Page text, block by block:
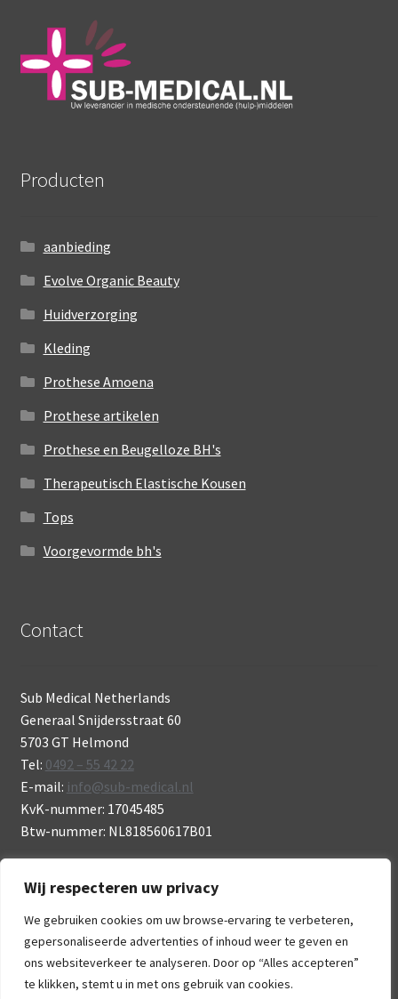
Wij respecteren uw privacy
We gebruiken cookies om uw browse-ervaring te verbeteren,
gepersonaliseerde advertenties of inhoud weer te geven en
ons websiteverkeer te analyseren. Door op “Alles accepteren”
te klikken, stemt u in met ons gebruik van cookies.
Producten
aanbieding
Evolve Organic Beauty
Huidverzorging
Kleding
Prothese Amoena
Prothese artikelen
Prothese en Beugelloze BH's
Therapeutisch Elastische Kousen
Tops
Voorgevormde bh's
Contact
Sub Medical Netherlands
Generaal Snijdersstraat 60
5703 GT Helmond
Tel: 0492 – 55 42 22
E-mail: info@sub-medical.nl
KvK-nummer: 17045485
Btw-nummer: NL818560617B01
© Sub Medical 2026